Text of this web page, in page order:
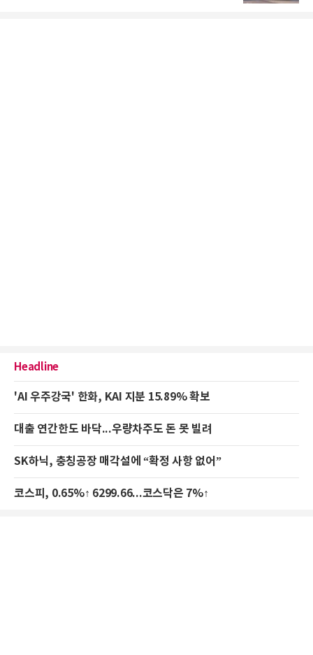
Headline
'AI 우주강국' 한화, KAI 지분 15.89% 확보
대출 연간한도 바닥...우량차주도 돈 못 빌려
SK하닉, 충칭공장 매각설에 “확정 사항 없어”
코스피, 0.65%↑ 6299.66...코스닥은 7%↑